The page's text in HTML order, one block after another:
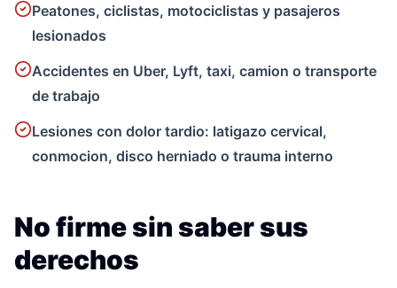
Peatones, ciclistas, motociclistas y pasajeros
lesionados
Accidentes en Uber, Lyft, taxi, camion o transporte
de trabajo
Lesiones con dolor tardio: latigazo cervical,
conmocion, disco herniado o trauma interno
No firme sin saber sus
derechos